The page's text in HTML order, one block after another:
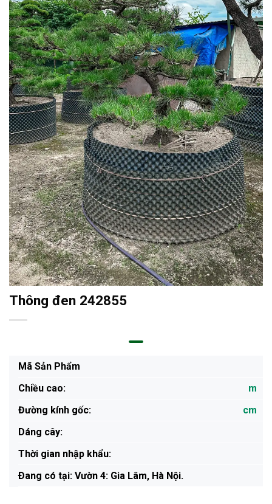
Thông đen 242855
Mã Sản Phẩm
Chiều cao:
m
Đường kính gốc:
cm
Dáng cây:
Thời gian nhập khẩu:
Ðang có tại: Vườn 4: Gia Lâm, Hà Nội.